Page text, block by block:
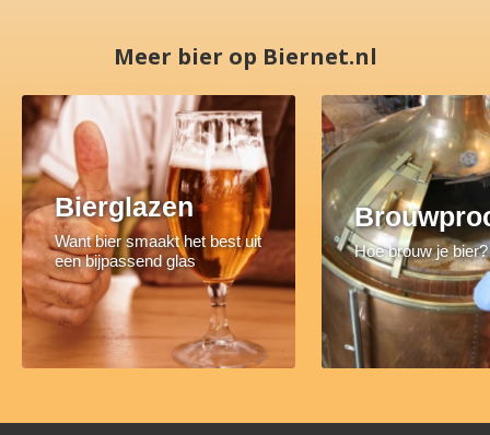
Meer bier op Biernet.nl
Bierglazen
Want bier smaakt het best uit
een bijpassend glas
Hoe brouw je bier?